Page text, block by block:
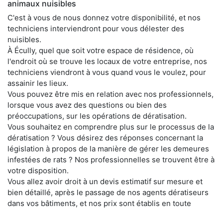
animaux nuisibles
C'est à vous de nous donnez votre disponibilité, et nos
techniciens interviendront pour vous délester des
nuisibles.
À Écully, quel que soit votre espace de résidence, où
l'endroit où se trouve les locaux de votre entreprise, nos
techniciens viendront à vous quand vous le voulez, pour
assainir les lieux.
Vous pouvez être mis en relation avec nos professionnels,
lorsque vous avez des questions ou bien des
préoccupations, sur les opérations de dératisation.
Vous souhaitez en comprendre plus sur le processus de la
dératisation ? Vous désirez des réponses concernant la
législation à propos de la manière de gérer les demeures
infestées de rats ? Nos professionnelles se trouvent être à
votre disposition.
Vous allez avoir droit à un devis estimatif sur mesure et
bien détaillé, après le passage de nos agents dératiseurs
dans vos bâtiments, et nos prix sont établis en toute